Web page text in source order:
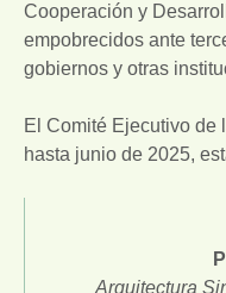
Cooperación y
empobrecidos ante
gobiernos y otras
El Comité Ejecutivo de
hasta junio de 2025,
Arquitectura